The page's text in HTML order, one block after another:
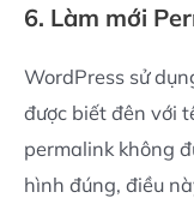
6. Làm mới
WordPress sử
được biết đên với
permalink không
hình đúng, điều